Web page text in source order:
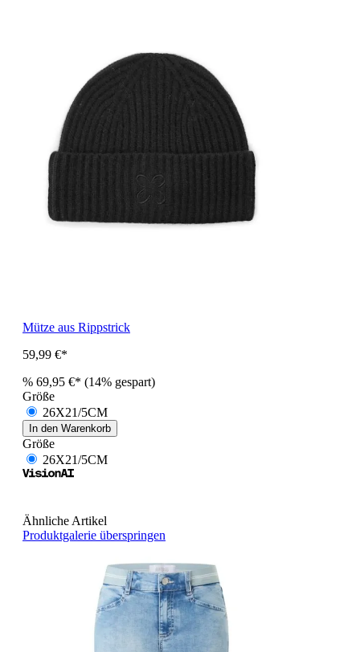
Mütze aus Rippstrick
59,99 €*
% 69,95 €* (14% gespart)
Größe
26X21/5CM
In den Warenkorb
Größe
26X21/5CM
Ähnliche Artikel
Produktgalerie überspringen